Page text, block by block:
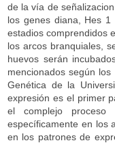
de la vía de
los genes diana, Hes
estadios comprendidos
los arcos branquiales,
huevos serán
mencionados según
Genética de la
expresión es el primer
el complejo proceso
específicamente en los
en los patrones de